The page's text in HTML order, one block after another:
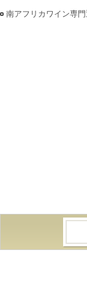
南アフリカワイン専